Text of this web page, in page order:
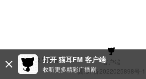
建议与反馈 客户端
冀ICP备2022025898号-1
打开 猫耳FM 客户端
收听更多精彩广播剧